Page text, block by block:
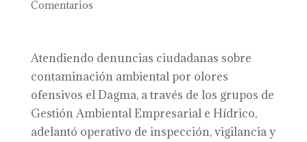
Comentarios
Atendiendo denuncias ciudadanas sobre
contaminación ambiental por olores
ofensivos el Dagma, a través de los grupos de
Gestión Ambiental Empresarial e Hídrico,
adelantó operativo de inspección, vigilancia y